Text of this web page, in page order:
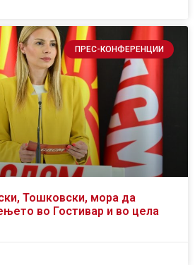
ПРЕС-КОНФЕРЕНЦИИ
Тошковски, мора да
во Гостивар и во цела